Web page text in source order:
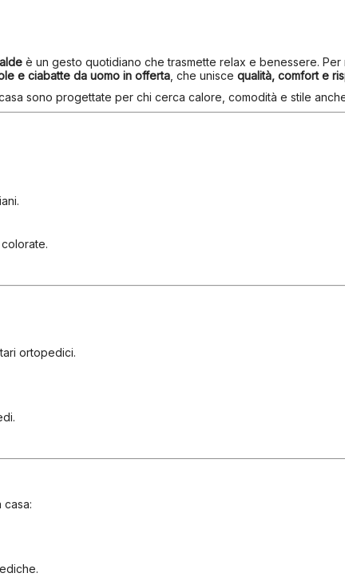
è un gesto quotidiano che trasmette relax e benessere. Per
e ciabatte da uomo in offerta, che unisce qualità, comfort e
sono progettate per chi cerca calore, comodità e stile
ortopedici.
casa: